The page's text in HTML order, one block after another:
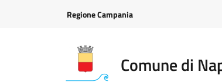
Regione Campania
Comune di